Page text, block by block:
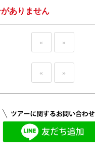
ありません
« »
« »